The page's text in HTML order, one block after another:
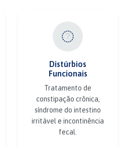
Distúrbios
Funcionais
Tratamento de
constipação crônica,
síndrome do intestino
irritável e incontinência
fecal.